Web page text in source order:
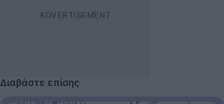
Διαβάστε επίσης